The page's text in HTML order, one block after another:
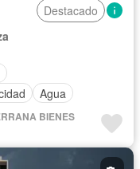
Destacado
Agua
BIENES